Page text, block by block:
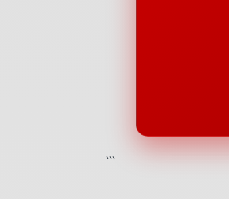
```